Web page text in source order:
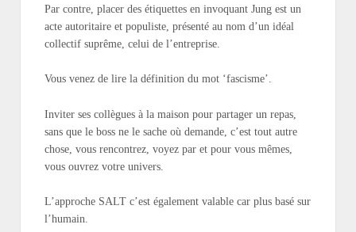
Par contre, placer des étiquettes en invoquant Jung est un
acte autoritaire et populiste, présenté au nom d’un idéal
collectif suprême, celui de l’entreprise.
Vous venez de lire la définition du mot ‘fascisme’.
Inviter ses collègues à la maison pour partager un repas,
sans que le boss ne le sache où demande, c’est tout autre
chose, vous rencontrez, voyez par et pour vous mêmes,
vous ouvrez votre univers.
L’approche SALT c’est également valable car plus basé sur
l’humain.